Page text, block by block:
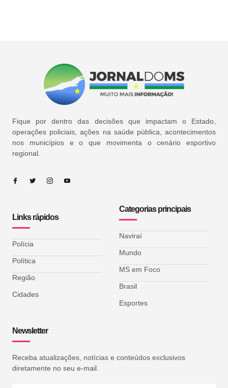
Fique por dentro das decisões que impactam o Estado,
operações policiais, ações na saúde pública, acontecimentos
nos municípios e o que movimenta o cenário esportivo
regional.
Links rápidos
Polícia
Política
Região
Cidades
Categorias principais
Naviraí
Mundo
MS em Foco
Brasil
Esportes
Newsletter
Receba atualizações, notícias e conteúdos exclusivos
diretamente no seu e-mail.